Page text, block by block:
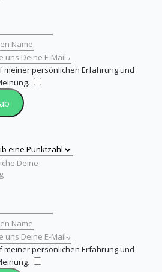
meiner persönlichen Erfahrung und
meiner persönlichen Erfahrung und